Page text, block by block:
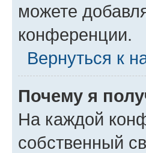
можете
конференции.
Вернуться к
Почему я
На каждой
собственный